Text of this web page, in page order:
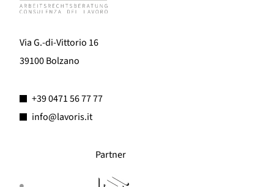
Via G.-di-Vittorio 16
39100 Bolzano
+39 0471 56 77 77
info@lavoris.it
Partner